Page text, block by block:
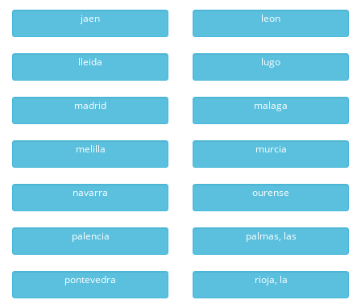
jaen leon
lleida lugo
madrid malaga
melilla murcia
navarra ourense
palencia palmas, las
pontevedra rioja, la